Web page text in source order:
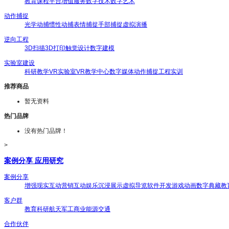
动作捕捉
光学动捕惯性动捕表情捕捉手部捕捉虚拟演播
逆向工程
3D扫描3D打印触觉设计数字建模
实验室建设
科研教学VR实验室VR教学中心数字媒体动作捕捉工程实训
推荐商品
暂无资料
热门品牌
没有热门品牌！
>
案例分享 应用研究
案例分享
增强现实互动营销互动娱乐沉浸展示虚拟导览软件开发游戏动画数字典藏教
客户群
教育科研航天军工商业能源交通
合作伙伴